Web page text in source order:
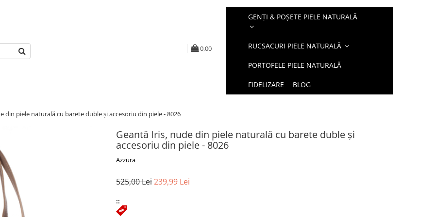
0,00
GENȚI & POȘETE PIELE NATURALĂ
RUCSACURI PIELE NATURALĂ
PORTOFELE PIELE NATURALĂ
FIDELIZARE BLOG
din piele naturală cu barete duble și accesoriu din piele - 8026
Geantă Iris, nude din piele naturală cu barete duble și
accesoriu din piele - 8026
Azzura
525,00 Lei239,99 Lei
::